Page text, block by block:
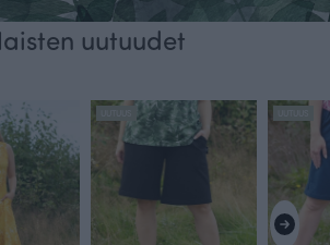
on ommeltu Suomessa omassa
ompelimossamme.
Ostoksille
uutuudet